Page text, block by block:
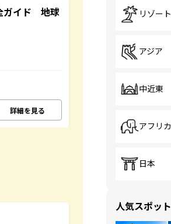
ガイド 地球
詳細を見る
リゾート
アジア
中近東
アフリカ
日本
人気スポット